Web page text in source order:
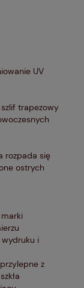
UV
trapezowy
rozpada się
ostrych
marki
i
z